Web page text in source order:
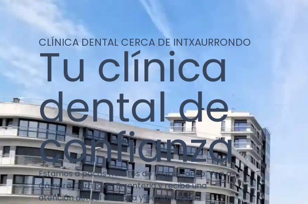
CLÍNICA DENTAL CERCA DE INTXAURRONDO
Tu clínica
dental de
confianza
Estamos a pocos minutos de Intxaurrondo. Ven a
Cámara Carrillo en Errenteria y recibe una
atención dental cercana y personalizada.